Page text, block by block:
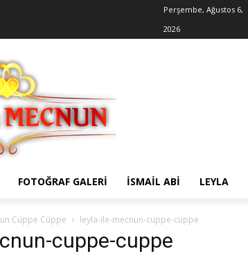
Perşembe, Ağustos 6,
2026
FOTOĞRAF GALERI İSMAIL ABI LEYLA
Cüppe Cüppe leyla-ile-mecnun-cuppe-cuppe
cuppe-cuppe